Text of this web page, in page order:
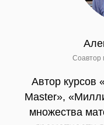
Автор курсов
Master»,
множества
грамотности